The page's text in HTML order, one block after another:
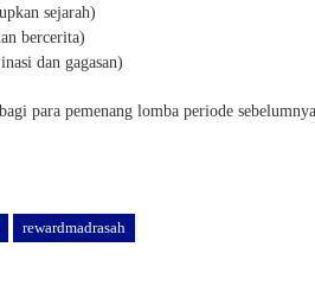
sejarah)
bercerita)
dan gagasan)
bagi para pemenang lomba periode
rewardmadrasah